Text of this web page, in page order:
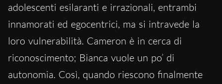
adolescenti esilaranti e irrazionali, entrambi
innamorati ed egocentrici, ma si intravede la
loro vulnerabilità. Cameron è in cerca di
riconoscimento; Bianca vuole un po’ di
autonomia. Così, quando riescono finalmente